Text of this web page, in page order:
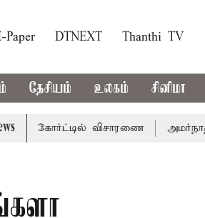
Paper DTNEXT Thanthi TV
தேசியம் உலகம் சினிமா
விசாரணை அமர்நாத்